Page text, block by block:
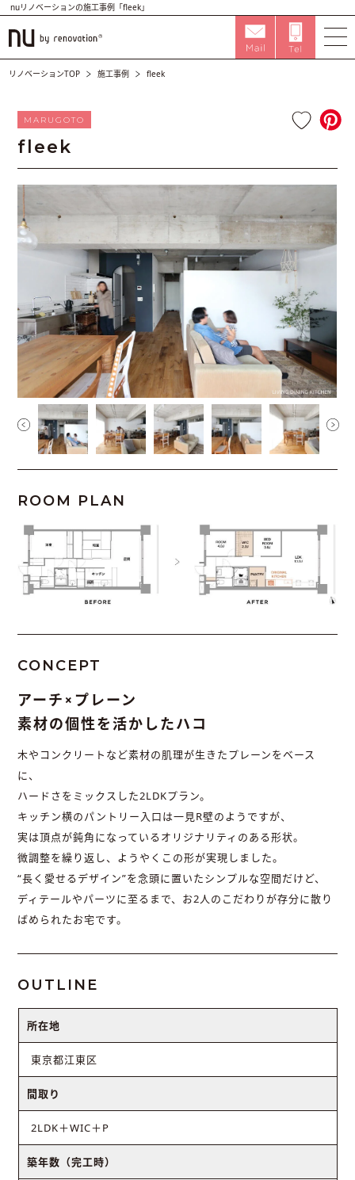
nuリノベーションの施工事例「fleek」
リノベーションTOP 施工事例 fleek
MARUGOTO
fleek
ROOM PLAN
CONCEPT
アーチ×プレーン
素材の個性を活かしたハコ
木やコンクリートなど素材の肌理が生きたプレーンをベース
に、
ハードさをミックスした2LDKプラン。
キッチン横のパントリー入口は一見R壁のようですが、
実は頂点が鈍角になっているオリジナリティのある形状。
微調整を繰り返し、ようやくこの形が実現しました。
“長く愛せるデザイン”を念頭に置いたシンプルな空間だけど、
ディテールやパーツに至るまで、お2人のこだわりが存分に散り
ばめられたお宅です。
OUTLINE
所在地
東京都江東区
間取り
2LDK＋WIC＋P
築年数（完工時）